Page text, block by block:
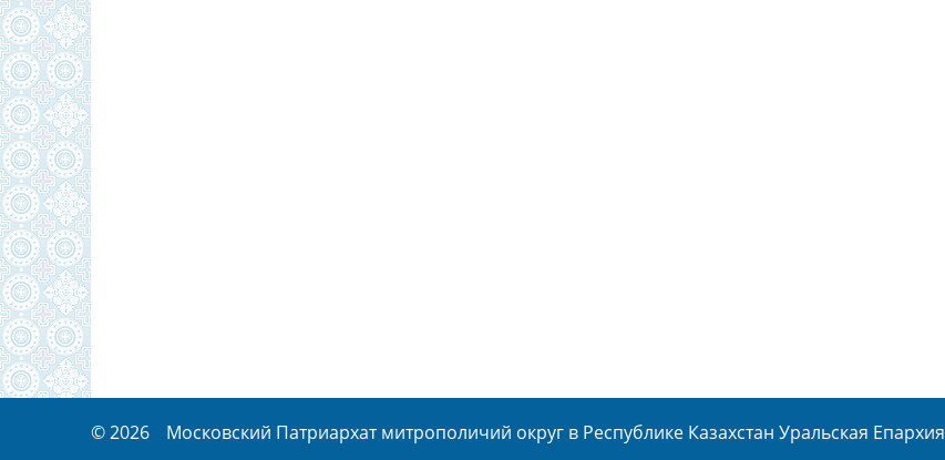
© 2026 Московский Патриархат митрополичий округ в Республике Казахстан Уральская Епархия